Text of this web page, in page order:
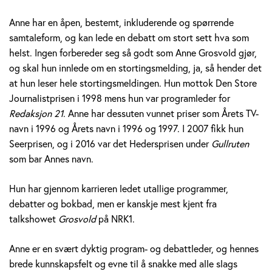
s
v
o
l
d
Anne har en åpen, bestemt, inkluderende og spørrende
samtaleform, og kan lede en debatt om stort sett hva som
helst. Ingen forbereder seg så godt som Anne Grosvold gjør,
og skal hun innlede om en stortingsmelding, ja, så hender det
at hun leser hele stortingsmeldingen. Hun mottok Den Store
Journalistprisen i 1998 mens hun var programleder for
Redaksjon 21. Anne har dessuten vunnet priser som Årets TV-
navn i 1996 og Årets navn i 1996 og 1997. I 2007 fikk hun
Seerprisen, og i 2016 var det Hedersprisen underGullruten
som bar Annes navn.
Hun har gjennom karrieren ledet utallige programmer,
debatter og bokbad, men er kanskje mest kjent fra
talkshowet Grosvoldpå NRK1.
Anne er en svært dyktig program- og debattleder, og hennes
brede kunnskapsfelt og evne til å snakke med alle slags